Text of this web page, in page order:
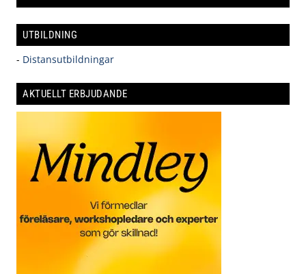
UTBILDNING
- Distansutbildningar
AKTUELLT ERBJUDANDE